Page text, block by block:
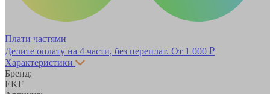
Плати частями
Делите оплату на 4 части, без переплат. От 1 000 ₽
Характеристики
Бренд:
EKF